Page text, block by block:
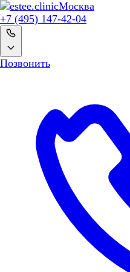
Москва
+7 (495) 147-42-04
Позвонить